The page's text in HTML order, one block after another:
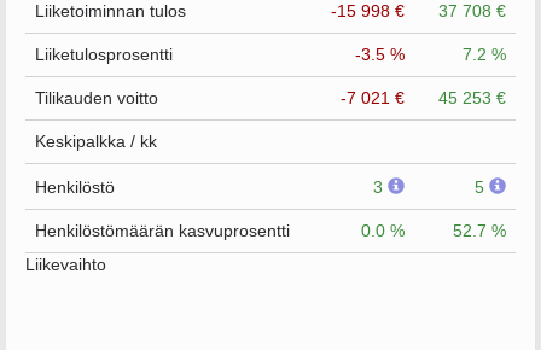
Liiketoiminnan tulos -15 998 € 37 708 €
Liiketulosprosentti -3.5 % 7.2 %
Tilikauden voitto -7 021 € 45 253 €
Keskipalkka / kk
Henkilöstö 3 5
Henkilöstömäärän kasvuprosentti 0.0 %
52.7 %
Liikevaihto